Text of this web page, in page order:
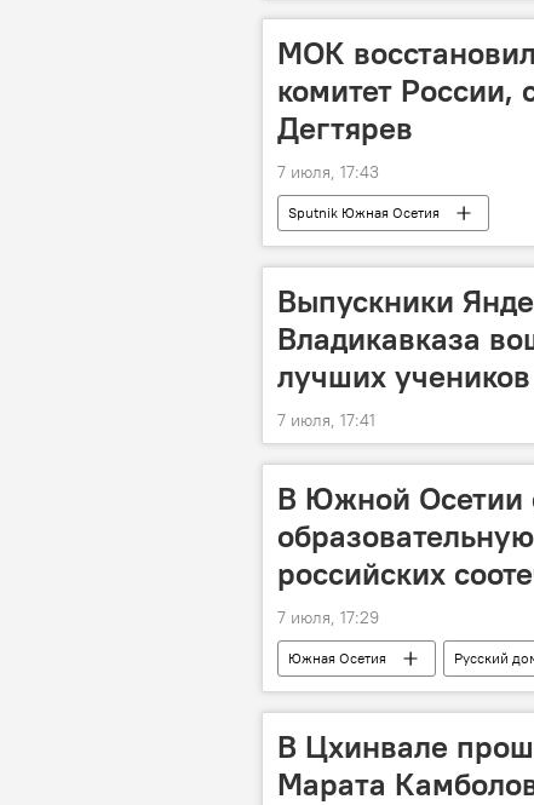
МОК
комитет России,
Дегтярев
7 июля, 17:43
Sputnik Южная Осетия
Выпускники
Владикавказа
лучших
7 июля, 17:41
В Южной Осетии
российских
7 июля, 17:29
Южная Осетия Русский
Досуг
Дети
В Цхинвале
Марата